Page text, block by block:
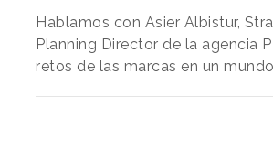
Hablamos con Asier Albistur,
Planning Director de la agencia
retos de las marcas en un